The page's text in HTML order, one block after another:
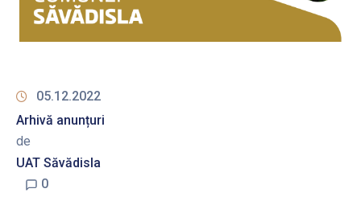
05.12.2022
Arhivă anunțuri
de
UAT Săvădisla
0